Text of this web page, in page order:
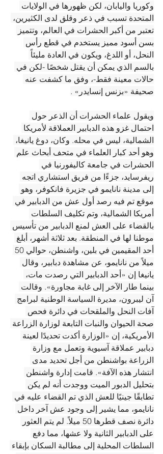
وكوريا واليابان، لكن ظهورها في الولايات
المتحدة تسبب في ذعر وقلق لدى الكثيرين،
تعتبر من أكبر الحشرات في العالم، وتتميز
بسن أسود مميز يستخدم في قطع رأس
النحل، أو اللدغ، ويكون في العادة مليئاً
بالسم الذي يمكن أن يقتل شخصًا -لكن في
حالات معينة فقط-، وفق ما كشفت عنه
صحيفة «بزنس إنسايدر» .
ويقول علماء الحشرات أن الذعر حول
احتمال غزو هذه الدبابير العملاقة لأمريكا
الشمالية، ليس في محله. وكان، دوغ يانيغا،
وهو أحد كبار العلماء في متحف أبحاث علم
الحشرات في جامعة كاليفورنيا في
ريفرسايد، جزءًا من فريق استشاري اتجه
إلى مدينة نانايمو في جزيرة فانكوفر، وهو
موقع تم فيه رصد أول عش من الدبابير في
أمريكا الشمالية، وتم تكليف السلطات
بالقضاء على العش لمنع الدبابير من تأسيس
موطنا لها في المنطقة. بعد ثلاثة أشهر، أبلغ
ميلاً من نانايمو، عن مشاهدة دبابير، وقال
يانيغا إن «أحد الدبابير التي رصدت مات،
بينما طار الآخر إلى غابة مجاورة». وقالت
آن ليبرون، مديرة السياسة الوطنية لبرامج
آفات النحل والملقحات في دائرة فحص
صحة الحيوان والنبات التابعة لوزارة الزراعة
الأمريكية، إن «الوزارة أكدت تحديدًا لعينة
دبابير عملاقة آسيوية وتعمل مع وزارة
الزراعة بواشنطن من أجل تحديد مدى
انتشار هذه الآفة». قامت إدارة واشنطن
بتحليل الدبور الميت ووجدت أنه لم يكن
تطابقًا جينيًا للعش الذي تم القضاء عليه في
نانايمو، مما يشير إلى وجود عش آخر داخل
دائرة نصف قطرها 50 ميلاً. لم يتم العثور
على الدبابير الثانية ولا عشها، مما دفع
السلطات المحلية إلى مطالبة السكان بإبقاء